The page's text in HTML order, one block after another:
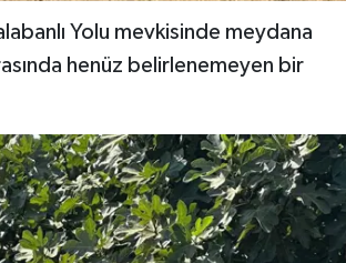
Yolu mevkisinde meydana
henüz belirlenemeyen bir